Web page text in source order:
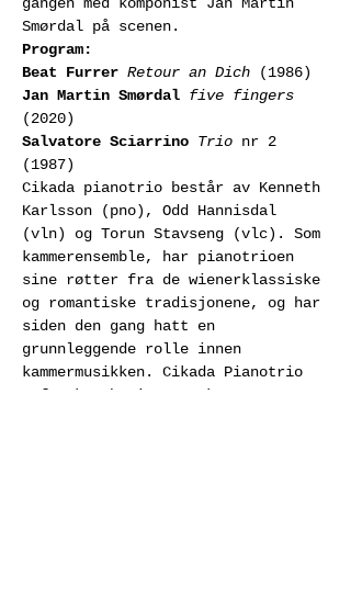
Smørdal på scenen.
Program:
Beat Furrer Retour an Dich
Jan Martin Smørdal five fingers
Salvatore Sciarrino Trio nr 2
(1987)
Cikada pianotrio består av Kenneth
Karlsson (pno), Odd Hannisdal
(vln) og Torun Stavseng (vlc). Som
kammerensemble, har pianotrioen
sine røtter fra de wienerklassiske
og romantiske tradisjonene, og har
siden den gang hatt en
grunnleggende rolle innen
kammermusikken. Cikada Pianotrio
utforsker bevisst og konstant